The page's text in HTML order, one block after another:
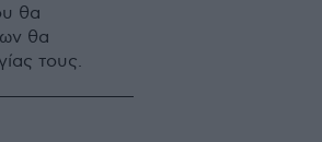
θα
θα
τους.